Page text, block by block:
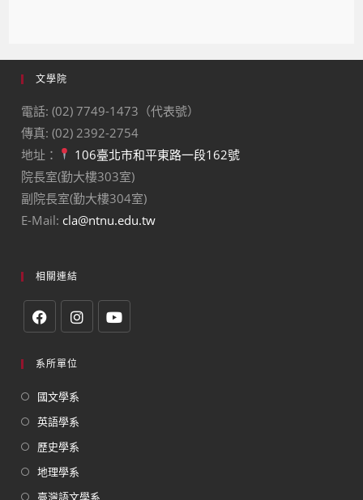
文學院
電話: (02) 7749-1473（代表號）
傳真: (02) 2392-2754
地址：
106臺北市和平東路一段162號
院長室(勤大樓303室)
副院長室(勤大樓304室)
E-Mail: cla@ntnu.edu.tw
相關連結
系所單位
國文學系
英語學系
歷史學系
地理學系
臺灣語文學系